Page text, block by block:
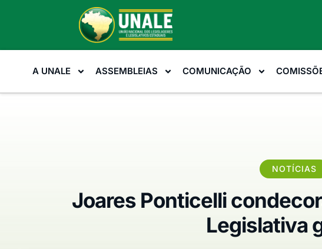
A UNALE ASSEMBLEIAS COMUNICAÇÃO
NOTÍCIAS
Joares Ponticelli
Legislativa